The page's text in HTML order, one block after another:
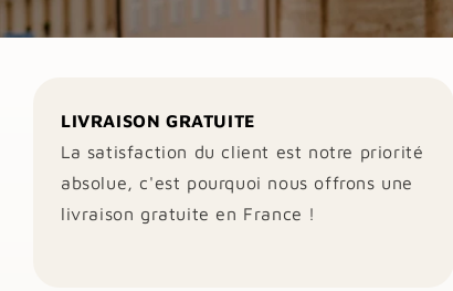
LIVRAISON GRATUITE
La satisfaction du client est notre priorité
absolue, c'est pourquoi nous offrons une
livraison gratuite en France !